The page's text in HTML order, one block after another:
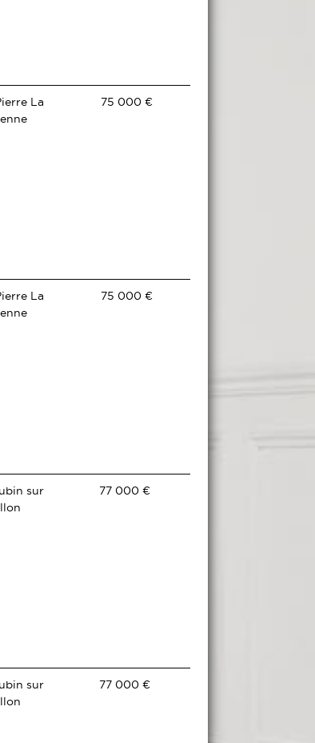
La
75 000 €
La
75 000 €
sur
77 000 €
sur
77 000 €